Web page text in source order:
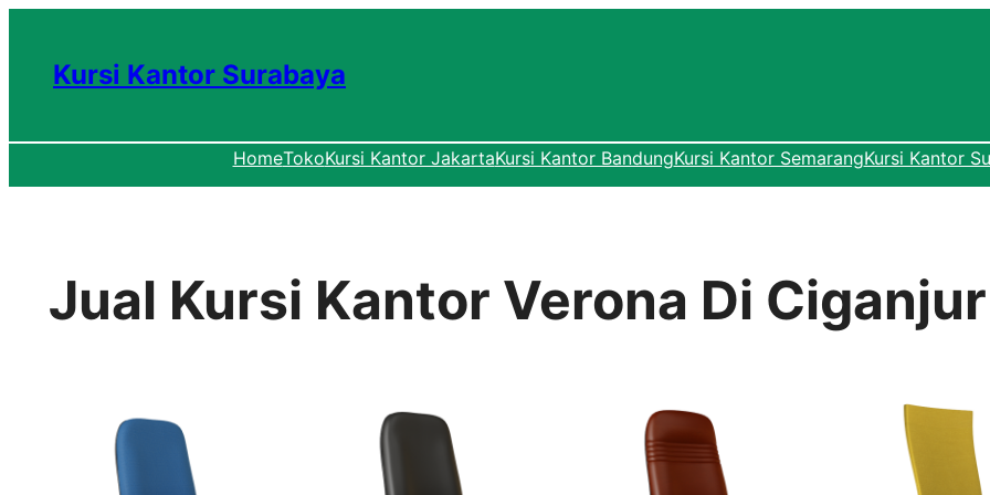
Kursi Kantor Surabaya
HomeTokoKursi Kantor JakartaKursi Kantor BandungKursi Kantor SemarangKursi Kantor
Jual Kursi Kantor Verona Di Ciganjur